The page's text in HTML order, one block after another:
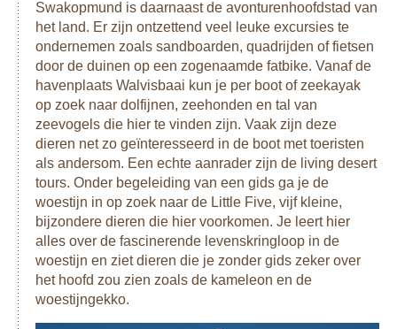
Swakopmund is daarnaast de avonturenhoofdstad van
het land. Er zijn ontzettend veel leuke excursies te
ondernemen zoals sandboarden, quadrijden of fietsen
door de duinen op een zogenaamde fatbike. Vanaf de
havenplaats Walvisbaai kun je per boot of zeekayak
op zoek naar dolfijnen, zeehonden en tal van
zeevogels die hier te vinden zijn. Vaak zijn deze
dieren net zo geïnteresseerd in de boot met toeristen
als andersom. Een echte aanrader zijn de living desert
tours. Onder begeleiding van een gids ga je de
woestijn in op zoek naar de Little Five, vijf kleine,
bijzondere dieren die hier voorkomen. Je leert hier
alles over de fascinerende levenskringloop in de
woestijn en ziet dieren die je zonder gids zeker over
het hoofd zou zien zoals de kameleon en de
woestijngekko.